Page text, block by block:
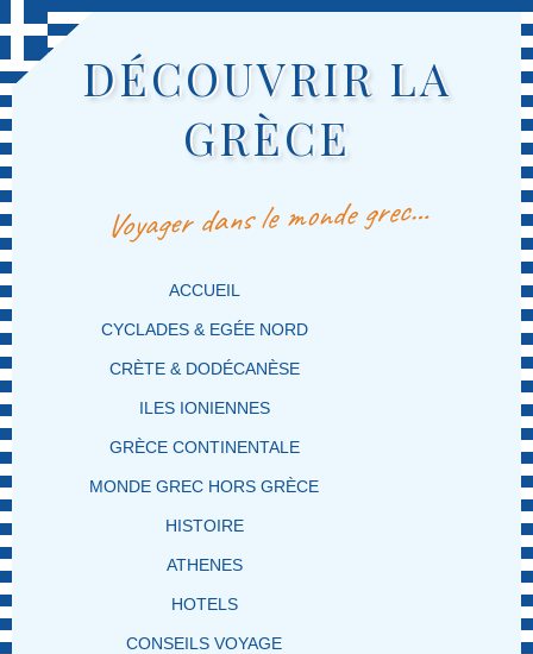
DÉCOUVRIR LA
GRÈCE
Voyager dans le monde grec…
MENU PRINCIPAL
MASQUER LA NAVIGATION PRINCIPALE
MASQUER LA NAVIGATION SECONDAIRE
ACCUEIL
CYCLADES & EGÉE NORD
CRÈTE & DODÉCANÈSE
ILES IONIENNES
GRÈCE CONTINENTALE
MONDE GREC HORS GRÈCE
HISTOIRE
ATHENES
HOTELS
CONSEILS VOYAGE